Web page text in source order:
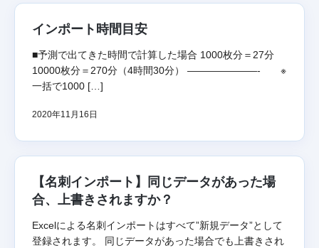
インポート時間目安
■予測で出てきた時間で計算した場合 1000枚分＝27分
10000枚分＝270分（4時間30分） ———————- ※
一括で1000 […]
2020年11月16日
【名刺インポート】同じデータがあった場
合、上書きされますか？
Excelによる名刺インポートはすべて”新規データ”として
登録されます。 同じデータがあった場合でも上書きされ